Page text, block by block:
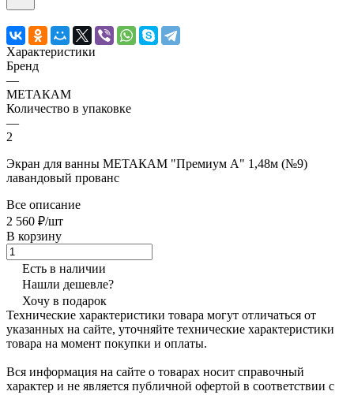
Характеристики
Бренд
—
МЕТАКАМ
Количество в упаковке
—
2
Экран для ванны МЕТАКАМ "Премиум А" 1,48м (№9)
лавандовый прованс
Все описание
2 560 ₽/шт
В корзину
Есть в наличии
Нашли дешевле?
Хочу в подарок
Технические характеристики товара могут отличаться от
указанных на сайте, уточняйте технические характеристики
товара на момент покупки и оплаты.
Вся информация на сайте о товарах носит справочный
характер и не является публичной офертой в соответствии с